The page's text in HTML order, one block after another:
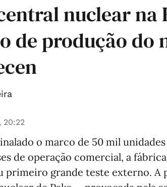
nuclear na
de produção do
20:22
o marco de 50 mil
de operação comercial, a
primeiro grande teste externo. A